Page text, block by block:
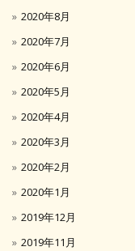
2020年8月
2020年7月
2020年6月
2020年5月
2020年4月
2020年3月
2020年2月
2020年1月
2019年12月
2019年11月